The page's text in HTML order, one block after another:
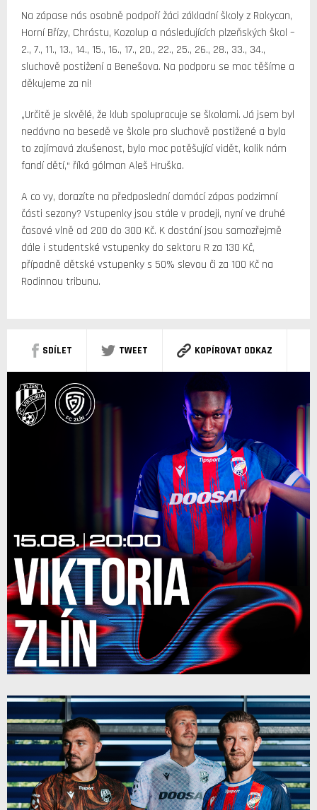
Na zápase nás osobně podpoří žáci základní školy z Rokycan,
Horní Břízy, Chrástu, Kozolup a následujících plzeňských škol –
2., 7., 11., 13., 14., 15., 16., 17., 20., 22., 25., 26., 28., 33., 34.,
sluchově postižení a Benešova. Na podporu se moc těšíme a
děkujeme za ni!
„Určitě je skvělé, že klub spolupracuje se školami. Já jsem byl
nedávno na besedě ve škole pro sluchově postižené a byla
to zajímavá zkušenost, bylo moc potěšující vidět, kolik nám
fandí dětí,“ říká gólman Aleš Hruška.
A co vy, dorazíte na předposlední domácí zápas podzimní
části sezony? Vstupenky jsou stále v prodeji, nyní ve druhé
časové vlně od 200 do 300 Kč. K dostání jsou samozřejmě
dále i studentské vstupenky do sektoru R za 130 Kč,
případně dětské vstupenky s 50% slevou či za 100 Kč na
Rodinnou tribunu.
SDÍLET TWEET KOPÍROVAT ODKAZ